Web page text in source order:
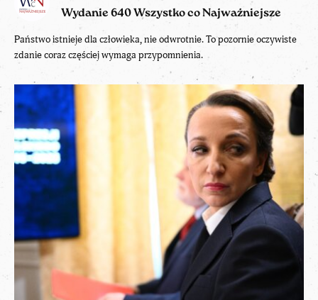
Wydanie 640 Wszystko co Najważniejsze
Państwo istnieje dla człowieka, nie odwrotnie. To pozornie oczywiste
zdanie coraz częściej wymaga przypomnienia.